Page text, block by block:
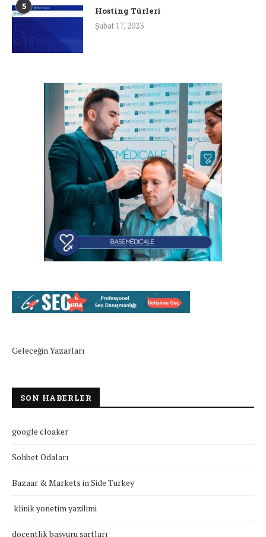
5
Hosting Türleri
Şubat 17, 2023
Geleceğin Yazarları
SON HABERLER
google cloaker
Sohbet Odaları
Bazaar & Markets in Side Turkey
klinik yonetim yazilimi
doçentlik başvuru şartları